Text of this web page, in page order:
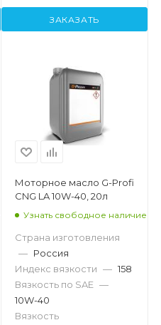
ЗАКАЗАТЬ
Моторное масло G-Profi
CNG LA 10W-40, 20л
Узнать свободное наличие
Страна изготовления
— Россия
Индекс вязкости — 158
Вязкость по SAE —
10W-40
Вязкость